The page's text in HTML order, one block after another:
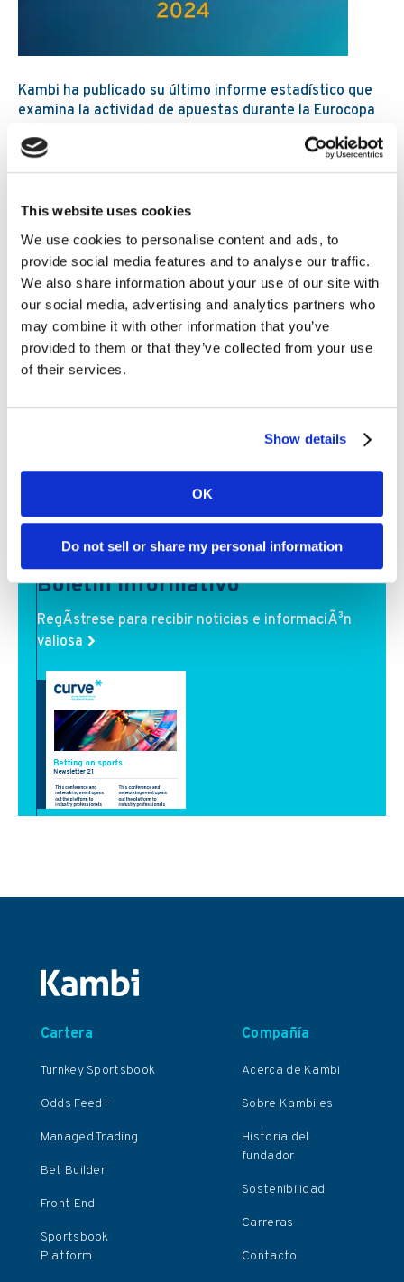
This website uses cookies
We use cookies to personalise content and ads, to
provide social media features and to analyse our traffic.
We also share information about your use of our site with
our social media, advertising and analytics partners who
may combine it with other information that you’ve
provided to them or that they’ve collected from your use
of their services.
Show details
OK
Do not sell or share my personal information
Kambi ha publicado su último informe estadístico que
examina la actividad de apuestas durante la Eurocopa
Lee mas
ConÃ©ctese con Kambi
Eventos
Boletin informativo
RegÃ­strese para recibir noticias e informaciÃ³n
valiosa
Cartera
Turnkey Sportsbook
Odds Feed+
Managed Trading
Bet Builder
Front End
Sportsbook
Platform
Compañía
Acerca de Kambi
Sobre Kambi es
Historia del
fundador
Sostenibilidad
Carreras
Contacto